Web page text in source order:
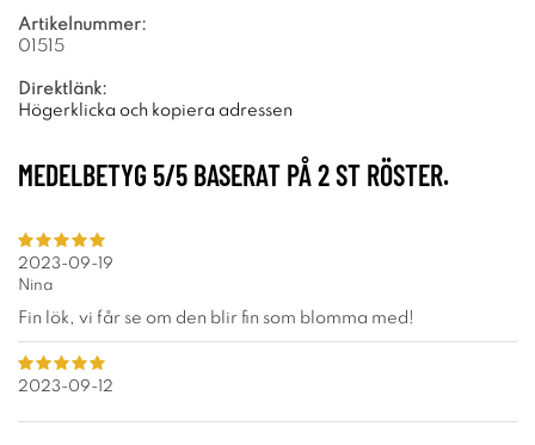
Artikelnummer:
01515
Direktlänk:
Högerklicka och kopiera adressen
MEDELBETYG 5/5 BASERAT PÅ2ST RÖSTER.
2023-09-19
Nina
Fin lök, vi får se om den blir fin som blomma med!
2023-09-12